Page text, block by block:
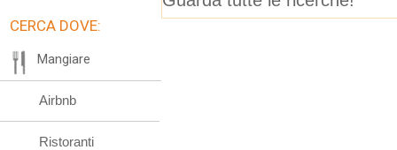
CERCA DOVE:
Mangiare
Airbnb
Ristoranti